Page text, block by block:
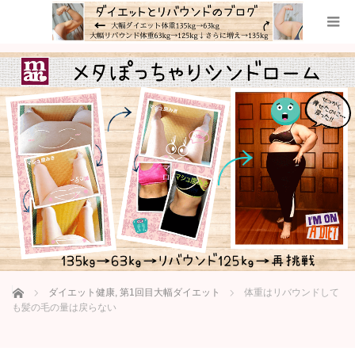
ホーム ダイエット健康, 第1回目大幅ダイエット
体重はリバウンドして
も髪の毛の量は戻らない